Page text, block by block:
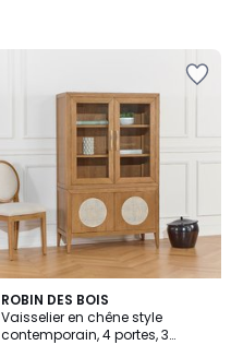
ROBIN DES BOIS
Vaisselier en chêne style
contemporain, 4 portes, 3